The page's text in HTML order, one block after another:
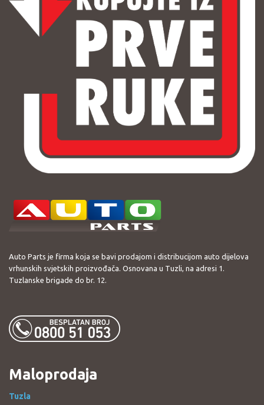
Auto Parts je firma koja se bavi prodajom i distribucijom auto dijelova
vrhunskih svjetskih proizvođača. Osnovana u Tuzli, na adresi 1.
Tuzlanske brigade do br. 12.
Maloprodaja
Tuzla